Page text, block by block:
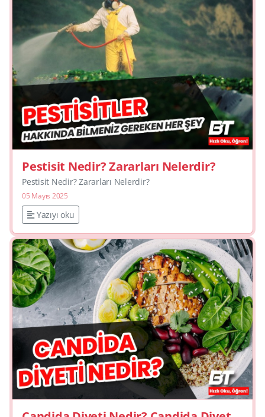
Pestisit Nedir? Zararları Nelerdir?
Pestisit Nedir? Zararları Nelerdir?
05 Mayıs 2025
Yazıyı oku